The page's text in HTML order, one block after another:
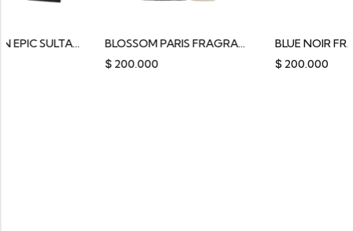
SPADA GREEN EPIC SULTAN BLOSSOM PARIS FRAGRANCE DELUXE
200.000 200.000